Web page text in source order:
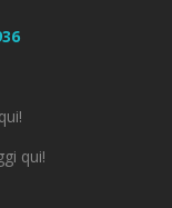
qui!